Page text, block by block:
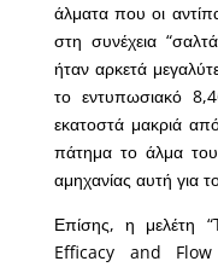
άλματα που οι
στη συνέχεια
ήταν αρκετά
το εντυπωσιακό
εκατοστά μακριά
πάτημα το άλμα
αμηχανίας αυτή για
Επίσης, η
Efficacy and